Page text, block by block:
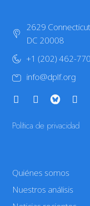
2629
DC 20008
+1 (202) 462-
info@dplf.org
Política de privacidad
Quiénes somos
Nuestros análisis